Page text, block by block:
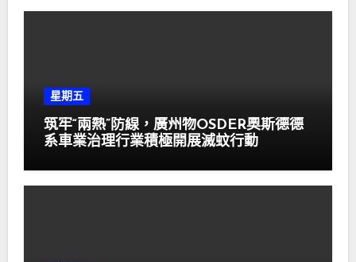
星期五
筑牢“兩熱”防線，廣州物OSDER奧斯德德
系車業治理行業積極開展滅蚊行動